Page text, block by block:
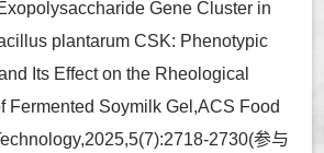
Gene Cluster in
plantarum CSK: Phenotypic
Its Effect on the Rheological
Fermented Soymilk Gel,ACS Food
2730(参与